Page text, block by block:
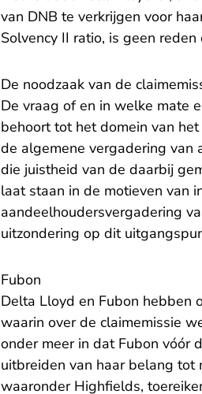
van DNB te verkrijgen voor
Solvency II ratio, is geen
De noodzaak van de
De vraag of en in welke mate
behoort tot het domein van
de algemene vergadering van
die juistheid van de daarbij
laat staan in de motieven van
aandeelhoudersvergadering
uitzondering op dit
Fubon
Delta Lloyd en Fubon hebben
waarin over de claimemissie
onder meer in dat Fubon vóór
uitbreiden van haar belang tot
waaronder Highfields,